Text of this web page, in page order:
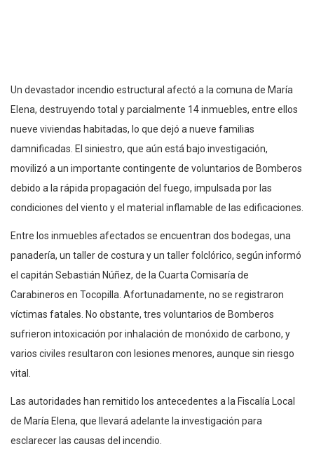
Un devastador incendio estructural afectó a la comuna de María
Elena, destruyendo total y parcialmente 14 inmuebles, entre ellos
nueve viviendas habitadas, lo que dejó a nueve familias
damnificadas. El siniestro, que aún está bajo investigación,
movilizó a un importante contingente de voluntarios de Bomberos
debido a la rápida propagación del fuego, impulsada por las
condiciones del viento y el material inflamable de las edificaciones.
Entre los inmuebles afectados se encuentran dos bodegas, una
panadería, un taller de costura y un taller folclórico, según informó
el capitán Sebastián Núñez, de la Cuarta Comisaría de
Carabineros en Tocopilla. Afortunadamente, no se registraron
víctimas fatales. No obstante, tres voluntarios de Bomberos
sufrieron intoxicación por inhalación de monóxido de carbono, y
varios civiles resultaron con lesiones menores, aunque sin riesgo
vital.
Las autoridades han remitido los antecedentes a la Fiscalía Local
de María Elena, que llevará adelante la investigación para
esclarecer las causas del incendio.